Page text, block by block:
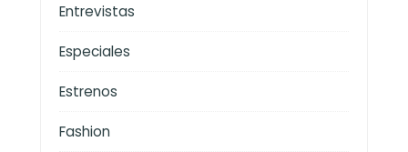
Entrevistas
Especiales
Estrenos
Fashion